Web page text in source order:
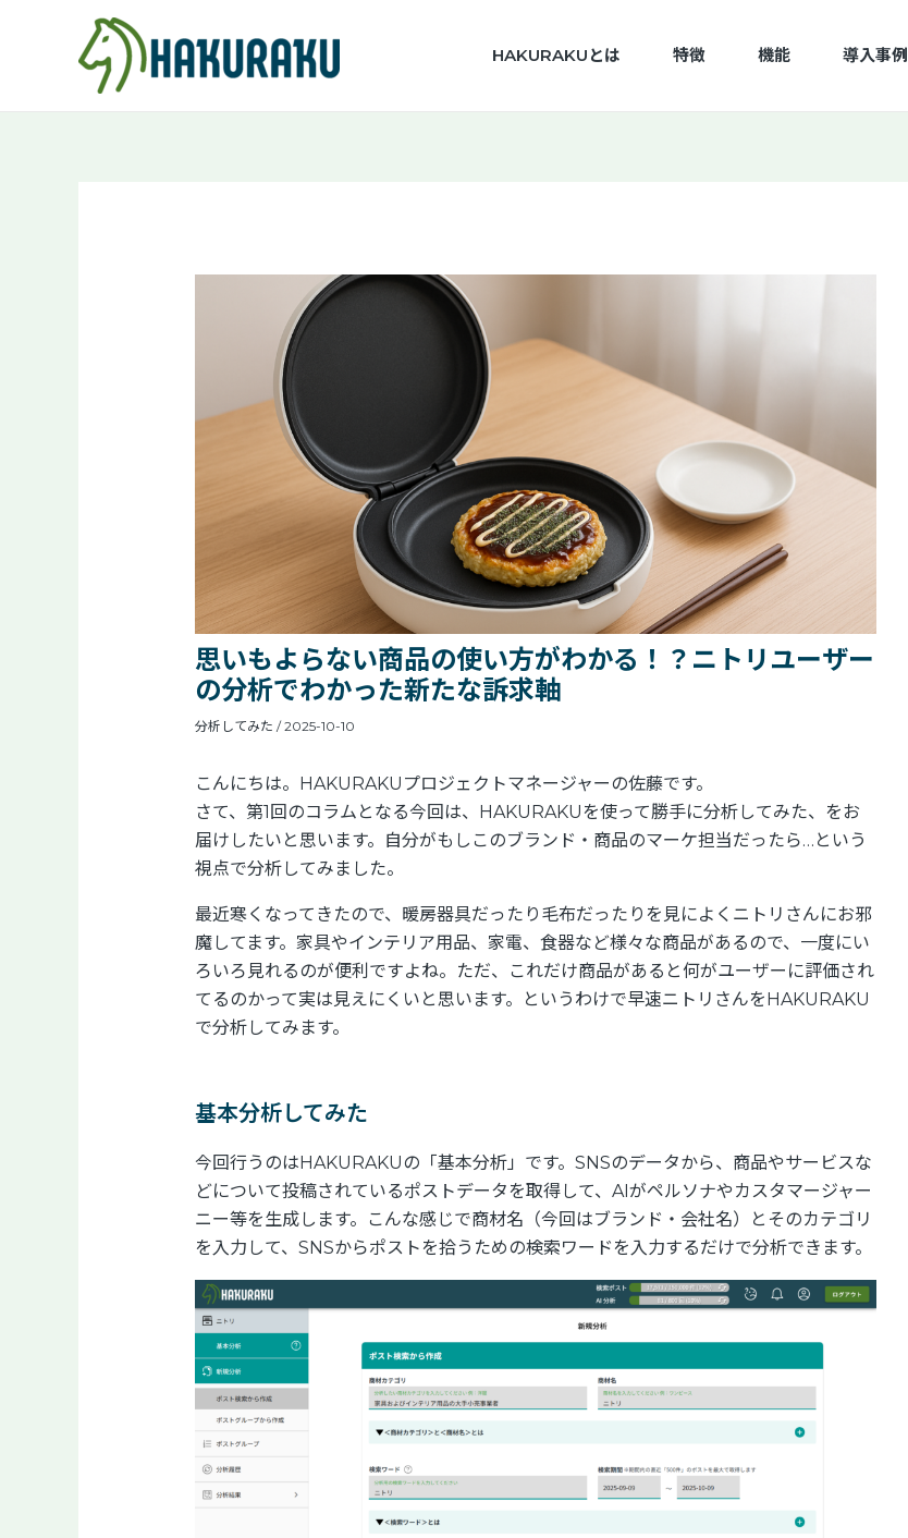
HAKURAKUとは 特徴 機能 導入事例
思いもよらない商品の使い方がわかる！？ニトリユーザー
の分析でわかった新たな訴求軸
分析してみた /2025-10-10
こんにちは。HAKURAKUプロジェクトマネージャーの佐藤です。
さて、第1回のコラムとなる今回は、HAKURAKUを使って勝手に分析してみた、をお
届けしたいと思います。自分がもしこのブランド・商品のマーケ担当だったら…という
視点で分析してみました。
最近寒くなってきたので、暖房器具だったり毛布だったりを見によくニトリさんにお邪
魔してます。家具やインテリア用品、家電、食器など様々な商品があるので、一度にい
ろいろ見れるのが便利ですよね。ただ、これだけ商品があると何がユーザーに評価され
てるのかって実は見えにくいと思います。というわけで早速ニトリさんをHAKURAKU
で分析してみます。
基本分析してみた
今回行うのはHAKURAKUの「基本分析」です。SNSのデータから、商品やサービスな
どについて投稿されているポストデータを取得して、AIがペルソナやカスタマージャー
ニー等を生成します。こんな感じで商材名（今回はブランド・会社名）とそのカテゴリ
を入力して、SNSからポストを拾うための検索ワードを入力するだけで分析できます。
Post
navigation